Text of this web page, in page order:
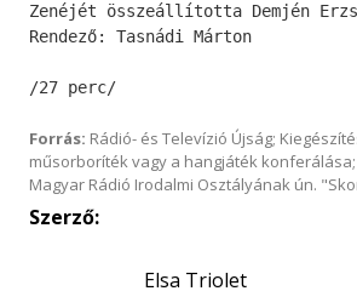
Zenéjét összeállította Demjén
Rendező: Tasnádi Márton
/27 perc/
Forrás: Rádió- és Televízió Újság;
műsorboríték vagy a hangjáték
Magyar Rádió Irodalmi Osztályának ún.
Szerző:
Elsa Triolet